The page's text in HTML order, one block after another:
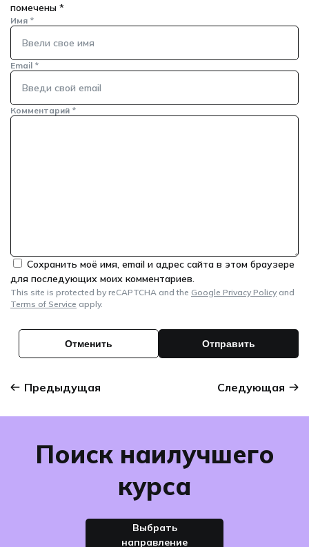
помечены *
Комментарий *
Имя *
Email *
Сохранить моё имя, email и адрес сайта в этом браузере
для последующих моих комментариев.
This site is protected by reCAPTCHA and the Google Privacy Policy and
Terms of Service apply.
Предыдущая Следующая
Поиск наилучшего
курса
Выбрать
направление